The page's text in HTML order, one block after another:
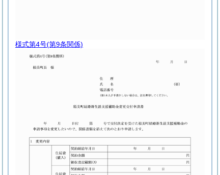
様式第4号(第9条関係)